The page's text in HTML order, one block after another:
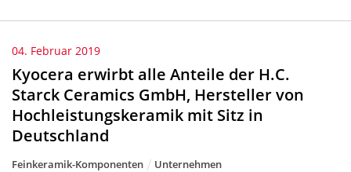
04. Februar 2019
Kyocera erwirbt alle Anteile der H.C.
Starck Ceramics GmbH, Hersteller von
Hochleistungskeramik mit Sitz in
Deutschland
Feinkeramik-Komponenten Unternehmen